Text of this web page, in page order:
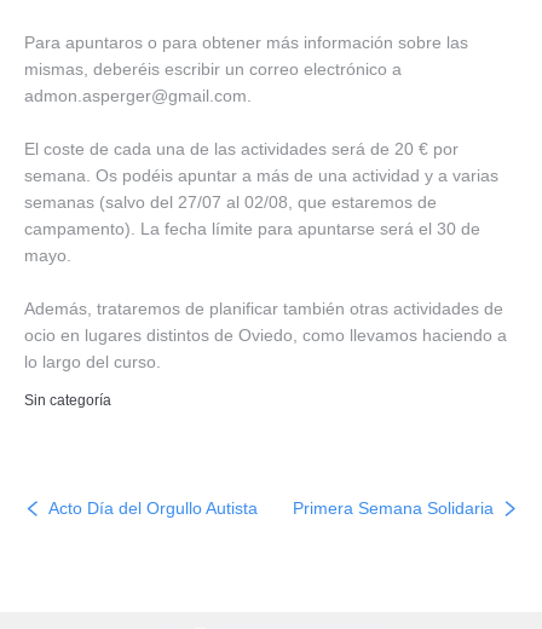
Para apuntaros o para obtener más información sobre las
mismas, deberéis escribir un correo electrónico a
admon.asperger@gmail.com.
El coste de cada una de las actividades será de 20 € por
semana. Os podéis apuntar a más de una actividad y a varias
semanas (salvo del 27/07 al 02/08, que estaremos de
campamento). La fecha límite para apuntarse será el 30 de
mayo.
Además, trataremos de planificar también otras actividades de
ocio en lugares distintos de Oviedo, como llevamos haciendo a
lo largo del curso.
Sin categoría
Acto Día del Orgullo Autista Primera Semana Solidaria